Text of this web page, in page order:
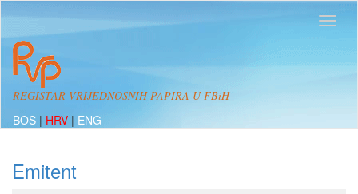
REGISTAR VRIJEDNOSNIH PAPIRA U FBiH
BOS | HRV | ENG
Emitent